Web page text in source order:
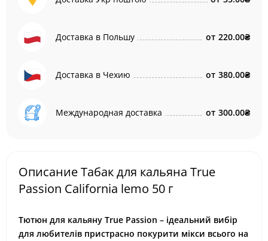
Доставка в Польшу от 220.00₴
Доставка в Чехию от 380.00₴
Международная доставка от 300.00₴
Описание Табак для кальяна True
Passion California lemo 50 г
Тютюн для кальяну True Passion – ідеальний вибір
для любителів пристрасно покурити мікси всього на